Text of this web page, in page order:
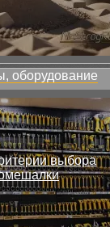
оборудование
выбора